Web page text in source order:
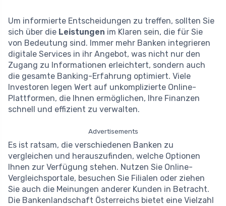
Um informierte Entscheidungen zu treffen, sollten Sie
sich über die Leistungen im Klaren sein, die für Sie
von Bedeutung sind. Immer mehr Banken integrieren
digitale Services in ihr Angebot, was nicht nur den
Zugang zu Informationen erleichtert, sondern auch
die gesamte Banking-Erfahrung optimiert. Viele
Investoren legen Wert auf unkomplizierte Online-
Plattformen, die Ihnen ermöglichen, Ihre Finanzen
schnell und effizient zu verwalten.
Advertisements
Es ist ratsam, die verschiedenen Banken zu
vergleichen und herauszufinden, welche Optionen
Ihnen zur Verfügung stehen. Nutzen Sie Online-
Vergleichsportale, besuchen Sie Filialen oder ziehen
Sie auch die Meinungen anderer Kunden in Betracht.
Die Bankenlandschaft Österreichs bietet eine Vielzahl